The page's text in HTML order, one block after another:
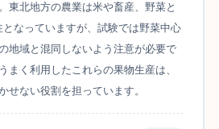
東北地方の農業は米や畜産、野菜と
となっていますが、試験では野菜中心
地域と混同しないよう注意が必要で
まく利用したこれらの果物生産は、
せない役割を担っています。